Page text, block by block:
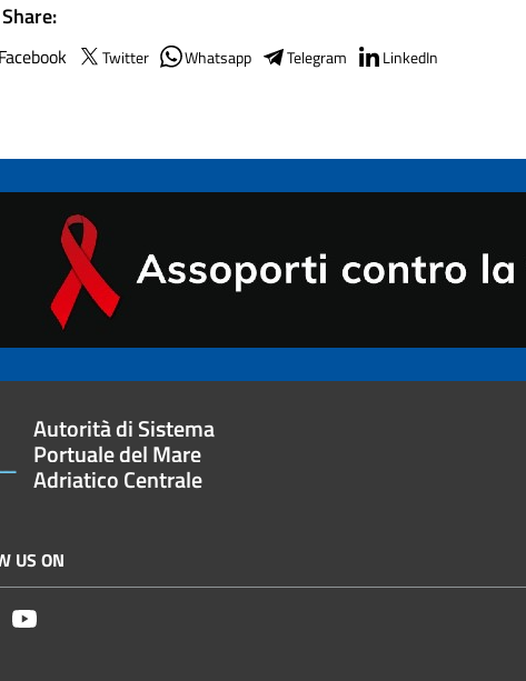
Share:
Facebook Twitter Whatsapp Telegram LinkedIn
Autorità di Sistema
Portuale del Mare
Adriatico Centrale
US ON